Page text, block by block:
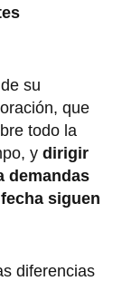
su
que
todo la
y dirigir
demandas
siguen
diferencias